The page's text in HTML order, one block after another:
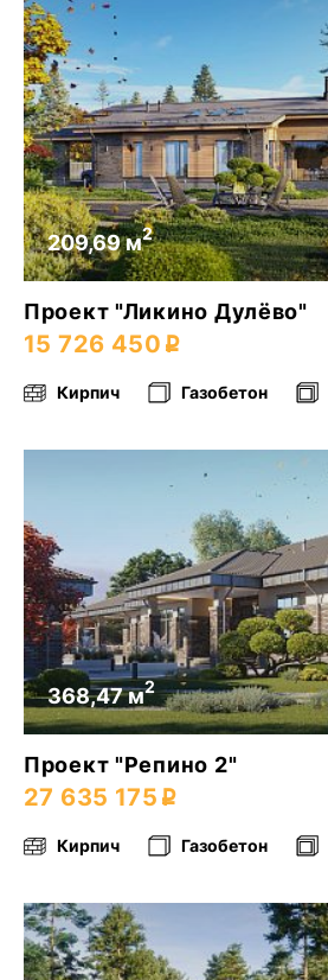
209,69 м2
Проект "Ликино Дулёво"
15 726 450
Кирпич Газобетон
368,47 м2
Проект "Репино 2"
27 635 175
Кирпич Газобетон